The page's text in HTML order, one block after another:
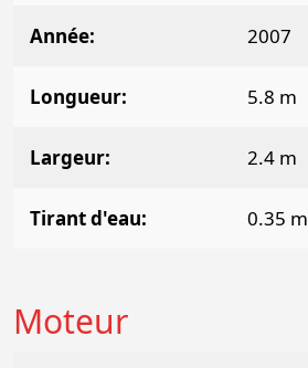
Année 2007
Longueur 5.8 m
Largeur 2.4 m
Tirant d'eau 0.35 m
Moteur